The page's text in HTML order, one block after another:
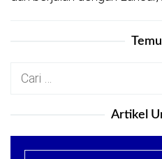
Cari
Artikel